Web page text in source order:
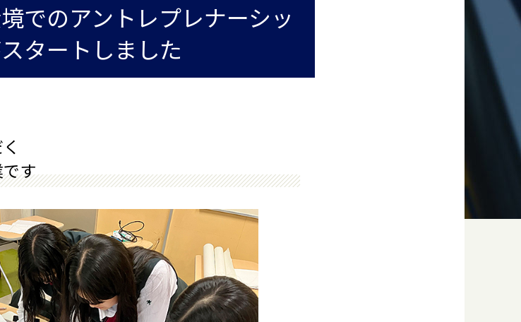
でのアントレプレナーシッ
タートしました
す